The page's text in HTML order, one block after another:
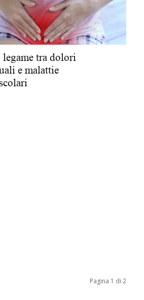
dei
legame tra dolori
e malattie
Pagina 1 di 2